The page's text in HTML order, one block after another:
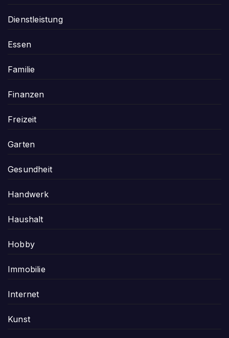
Dienstleistung
Essen
Familie
Finanzen
Freizeit
Garten
Gesundheit
Handwerk
Haushalt
Hobby
Immobilie
Internet
Kunst